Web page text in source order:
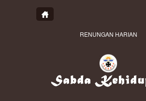
RENUNGAN HARIAN